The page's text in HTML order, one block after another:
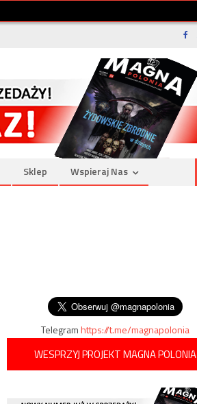
Sklep Wspieraj Nas
Telegramhttps://t.me/magnapolonia
WESPRZYJ PROJEKT MAGNA POLONIA